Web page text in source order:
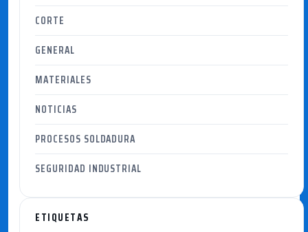
CORTE
GENERAL
MATERIALES
NOTICIAS
PROCESOS SOLDADURA
SEGURIDAD INDUSTRIAL
ETIQUETAS